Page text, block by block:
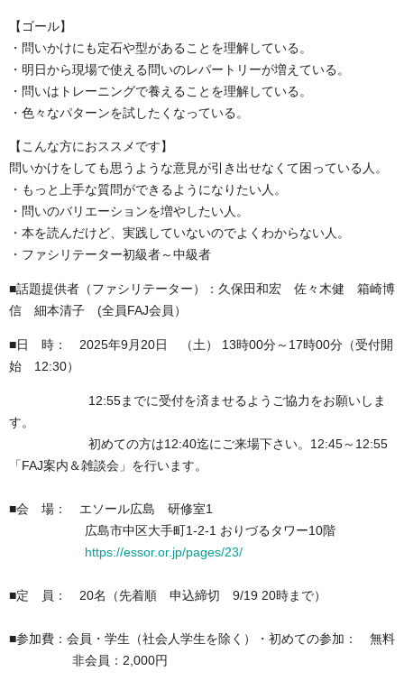
【ゴール】
・問いかけにも定石や型があることを理解している。
・明日から現場で使える問いのレパートリーが増えている。
・問いはトレーニングで養えることを理解している。
・色々なパターンを試したくなっている。
【こんな方におススメです】
問いかけをしても思うような意見が引き出せなくて困っている人。
・もっと上手な質問ができるようになりたい人。
・問いのバリエーションを増やしたい人。
・本を読んだけど、実践していないのでよくわからない人。
・ファシリテーター初級者～中級者
■話題提供者（ファシリテーター）：久保田和宏 佐々木健 箱崎博
信 細本清子 (全員FAJ会員）
■日 時： 2025年9月20日 （土） 13時00分～17時00分（受付開
始 12:30）
12:55までに受付を済ませるようご協力をお願いしま
す。
初めての方は12:40迄にご来場下さい。12:45～12:55
「FAJ案内＆雑談会」を行います。
■会 場： エソール広島 研修室1
広島市中区大手町1-2-1 おりづるタワー10階
https://essor.or.jp/pages/23/
■定 員： 20名（先着順 申込締切 9/19 20時まで）
■参加費：会員・学生（社会人学生を除く）・初めての参加： 無料
非会員：2,000円